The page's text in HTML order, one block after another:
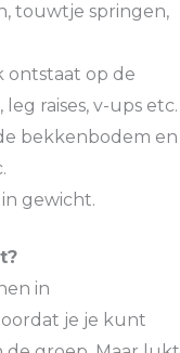
touwtje springen,
ontstaat op de
raises, v-ups etc.
bekkenbodem en
gewicht.
in
je je kunt